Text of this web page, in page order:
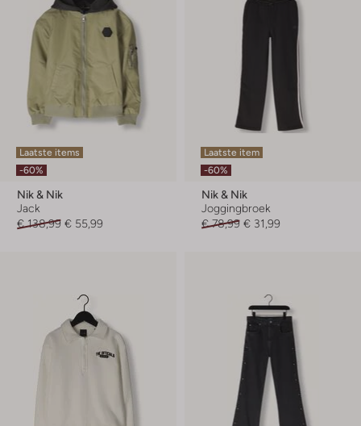
Laatste items
-60%
Nik & Nik
Jack
€ 138,99 € 55,99
Laatste item
-60%
Nik & Nik
Joggingbroek
€ 78,99 € 31,99